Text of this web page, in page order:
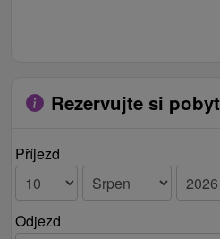
Rezervujte si pobyt
Příjezd
Odjezd